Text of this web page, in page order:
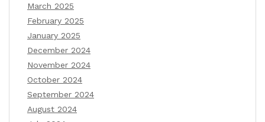
March 2025
February 2025
January 2025
December 2024
November 2024
October 2024
September 2024
August 2024